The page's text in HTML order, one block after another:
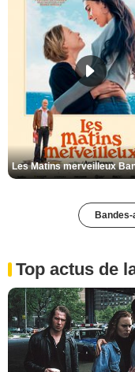
Bandes-
Top actus de